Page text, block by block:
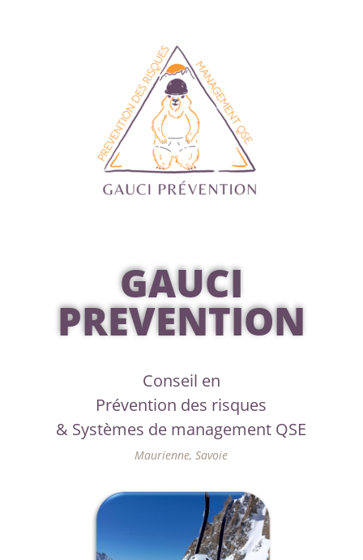
GAUCI
PREVENTION
Conseil en
Prévention des risques
& Systèmes de management QSE
Maurienne, Savoie